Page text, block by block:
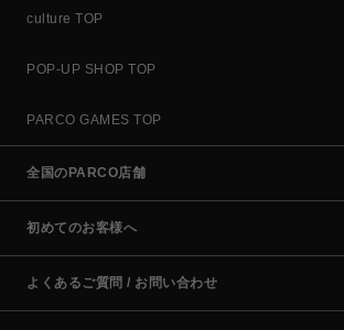
culture TOP
POP-UP SHOP TOP
PARCO GAMES TOP
全国のPARCO店舗
初めてのお客様へ
よくあるご質問 / お問い合わせ